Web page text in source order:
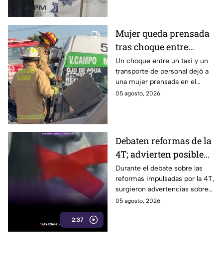
Mujer queda prensada
tras choque entre
transporte público y de
personal en Tijuana
Un choque entre un taxi y un
transporte de personal dejó a
una mujer prensada en el
bulevar Insurgentes, a la altura
05 agosto, 2026
2:37
Debaten reformas de la
4T; advierten posible
control sobre la
información y voces
críticas
Durante el debate sobre las
reformas impulsadas por la 4T,
surgieron advertencias sobre
un posible impacto en la
05 agosto, 2026